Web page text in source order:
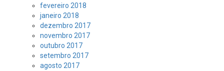
fevereiro 2018
janeiro 2018
dezembro 2017
novembro 2017
outubro 2017
setembro 2017
agosto 2017